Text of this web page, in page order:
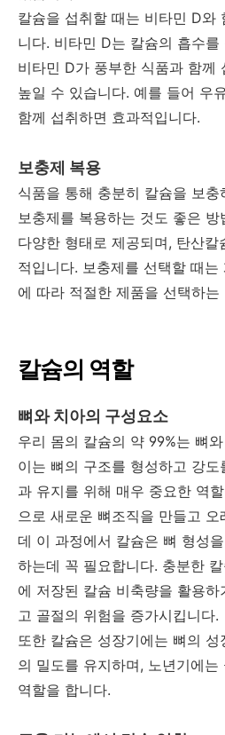
칼슘을 섭취할 때는 비타민 D와
니다. 비타민 D는 칼슘의 흡수
비타민 D가 풍부한 식품과 함께
높일 수 있습니다. 예를 들어 우
함께 섭취하면 효과적입니다.
보충제 복용
식품을 통해 충분히 칼슘을 보
보충제를 복용하는 것도 좋은
다양한 형태로 제공되며, 탄산칼
적입니다. 보충제를 선택할 때
에 따라 적절한 제품을 선택하는
칼슘의 역할
뼈와 치아의 구성요소
우리 몸의 칼슘의 약 99%는 뼈
이는 뼈의 구조를 형성하고 강
과 유지를 위해 매우 중요한 역
으로 새로운 뼈조직을 만들고
데 이 과정에서 칼슘은 뼈 형성
하는데 꼭 필요합니다. 충분한
에 저장된 칼슘 비축량을 활용
고 골절의 위험을 증가시킵니다.
또한 칼슘은 성장기에는 뼈의
의 밀도를 유지하며, 노년기에
역할을 합니다.